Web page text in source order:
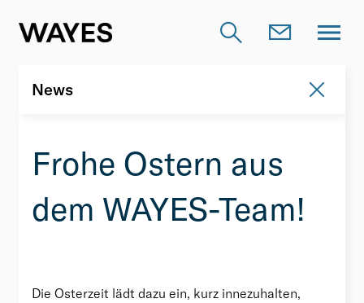
News
Frohe Ostern aus
dem WAYES-Team!
Die Osterzeit lädt dazu ein, kurz innezuhalten,